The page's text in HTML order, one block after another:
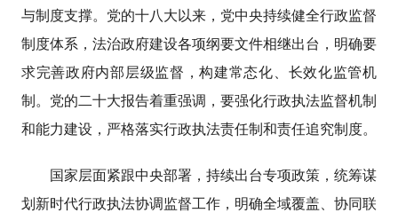
与制度支撑。党的十八大以来，党中央持续健全行政监督
制度体系，法治政府建设各项纲要文件相继出台，明确要
求完善政府内部层级监督，构建常态化、长效化监管机
制。党的二十大报告着重强调，要强化行政执法监督机制
和能力建设，严格落实行政执法责任制和责任追究制度。
国家层面紧跟中央部署，持续出台专项政策，统筹谋
划新时代行政执法协调监督工作，明确全域覆盖、协同联